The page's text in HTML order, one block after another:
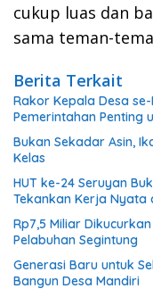
cukup luas dan
sama teman-
Berita Terkait
Rakor Kepala Desa
Pemerintahan Penting
Bukan Sekadar Asin,
Kelas
HUT ke-24 Seruyan
Tekankan Kerja Nyata
Rp7,5 Miliar
Pelabuhan Segintung
Generasi Baru untuk
Bangun Desa Mandiri